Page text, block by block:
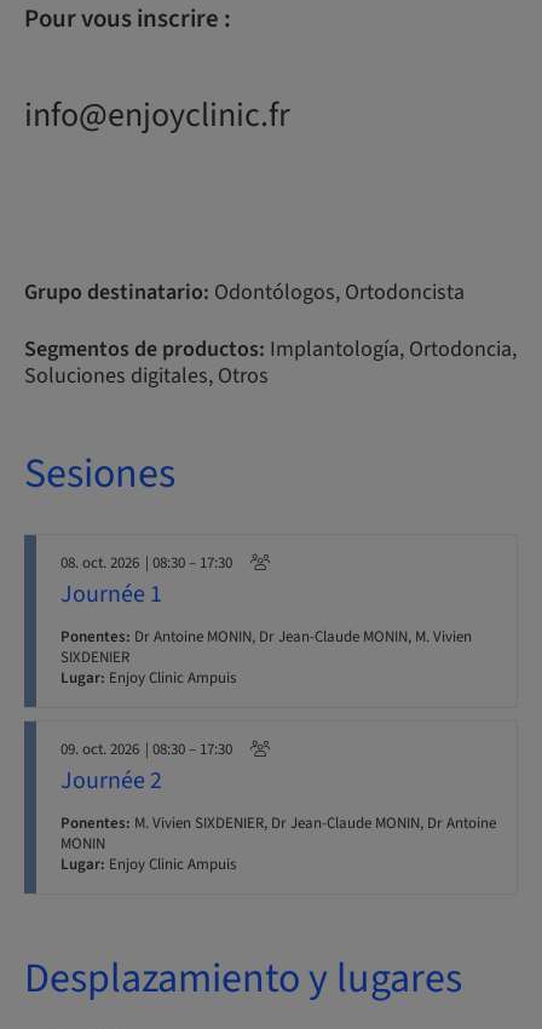
Pour vous inscrire :
info@enjoyclinic.fr
Grupo destinatario: Odontólogos, Ortodoncista
Segmentos de productos: Implantología, Ortodoncia,
Soluciones digitales, Otros
Sesiones
08. oct. 2026 | 08:30 – 17:30
Journée 1
Ponentes: Dr Antoine MONIN, Dr Jean-Claude MONIN, M. Vivien
SIXDENIER
Lugar: Enjoy Clinic Ampuis
09. oct. 2026 | 08:30 – 17:30
Journée 2
Ponentes: M. Vivien SIXDENIER, Dr Jean-Claude MONIN, Dr Antoine
MONIN
Lugar: Enjoy Clinic Ampuis
Desplazamiento y lugares